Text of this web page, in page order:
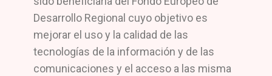
Desarrollo Regional cuyo objetivo es
mejorar el uso y la calidad de las
tecnologías de la información y de las
comunicaciones y el acceso a las misma